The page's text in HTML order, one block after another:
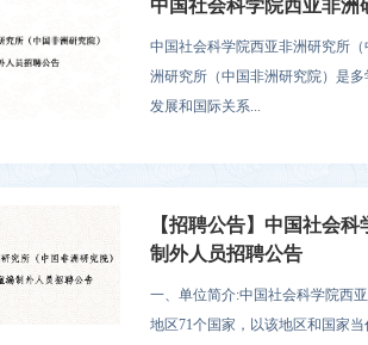
中国社会科学院西亚非洲
中国社会科学院西亚非洲研究所
洲研究所（中国非洲研究院）是
发展和国际关系...
【招聘公告】中国社会
制外人员招聘公告
一、单位简介:中国社会科学院西
地区71个国家，以该地区和国家